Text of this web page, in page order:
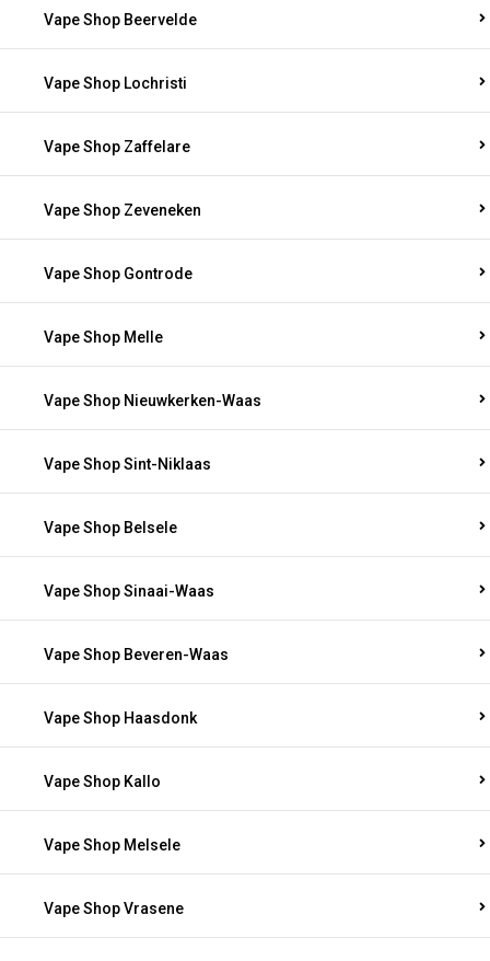
Vape Shop Beervelde
Vape Shop Lochristi
Vape Shop Zaffelare
Vape Shop Zeveneken
Vape Shop Gontrode
Vape Shop Melle
Vape Shop Nieuwkerken-Waas
Vape Shop Sint-Niklaas
Vape Shop Belsele
Vape Shop Sinaai-Waas
Vape Shop Beveren-Waas
Vape Shop Haasdonk
Vape Shop Kallo
Vape Shop Melsele
Vape Shop Vrasene